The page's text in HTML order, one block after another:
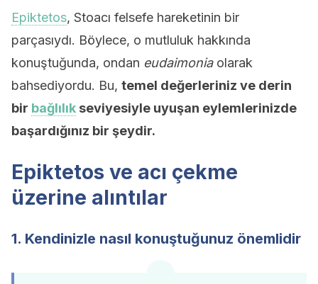
Epiktetos, Stoacı felsefe hareketinin bir
parçasıydı. Böylece, o mutluluk hakkında
konuştuğunda, ondan eudaimoniaolarak
bahsediyordu. Bu, temel değerleriniz ve derin
bir bağlılık seviyesiyle uyuşan eylemlerinizde
başardığınız bir şeydir.
Epiktetos ve acı çekme
üzerine alıntılar
1. Kendinizle nasıl konuştuğunuz önemlidir